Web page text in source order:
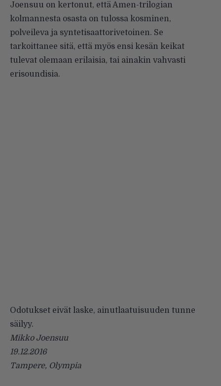
Joensuu on kertonut, että Amen-trilogian
kolmannesta osasta on tulossa kosminen,
polveileva ja syntetisaattorivetoinen. Se
tarkoittanee sitä, että myös ensi kesän keikat
tulevat olemaan erilaisia, tai ainakin vahvasti
erisoundisia.
Odotukset eivät laske, ainutlaatuisuuden tunne
säilyy.
Mikko Joensuu
19.12.2016
Tampere, Olympia